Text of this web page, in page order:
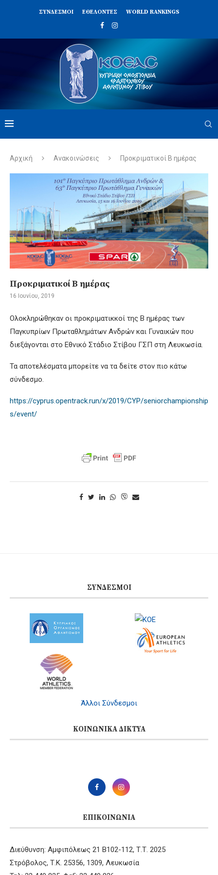
ΣΥΝΔΈΣΜΟΙ ΕΘΕΛΟΝΤΈΣ WORLD RANKINGS
Αρχική Ανακοινώσεις Προκριματικοί Β ημέρας
Προκριματικοί Β ημέρας
16 Ιουνίου, 2019
Ολοκληρώθηκαν οι προκριματικκοί της Β ημέρας των
Παγκυπρίων Πρωταθλημάτων Ανδρών και Γυναικών που
διεξάγονται στο Εθνικό Στάδιο Στίβου ΓΣΠ στη Λευκωσία.
Τα αποτελέσματα μπορείτε να τα δείτε στον πιο κάτω
σύνδεσμο.
https://cyprus.opentrack.run/x/2019/CYP/seniorchampionship
s/event/
ΣΎΝΔΕΣΜΟΙ
Άλλοι Σύνδεσμοι
ΚΟΙΝΩΝΙΚΆ ΔΊΚΤΥΑ
ΕΠΙΚΟΙΝΩΝΊΑ
Διεύθυνση: Αμφιπόλεως 21 B102-112, Τ.Τ. 2025
Στρόβολος, Τ.Κ. 25356, 1309, Λευκωσία